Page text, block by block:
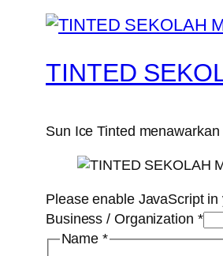
TINTED
Sun Ice Tinted
Please enable JavaScript
Business / Organization *
Name *